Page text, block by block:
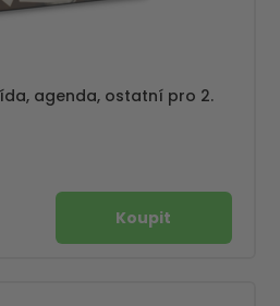
agenda, ostatní pro 2.